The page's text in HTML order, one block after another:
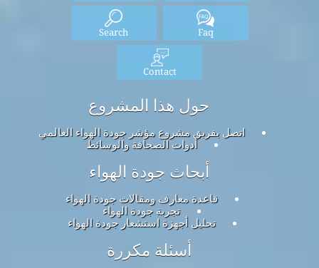
Faq
Search
Contact
حول هذا المشروع
اتصل بفريق مشروع مؤشر جودة الهواء العالمي
أدوات الصحافة والوسائط
أبحاث جودة الهواء
قاعدة معارف ومقالات جودة الهواء
تجربة جودة الهواء
تحليل أجهزة استشعار جودة الهواء
أسئلة مكررة